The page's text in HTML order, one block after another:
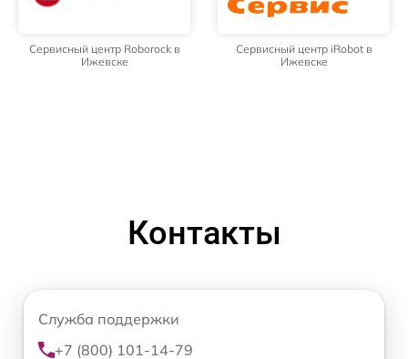
Сервисный центр Roborock в
Ижевске
Сервисный центр iRobot в
Ижевске
Контакты
Служба поддержки
+7 (800) 101-14-79